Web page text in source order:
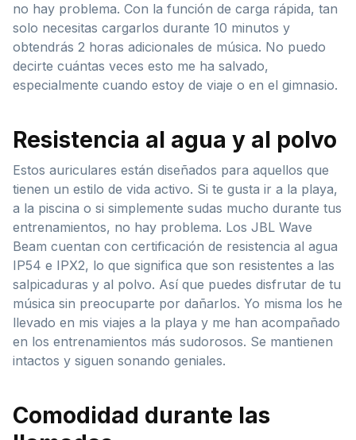
no hay problema. Con la función de carga rápida, tan
solo necesitas cargarlos durante 10 minutos y
obtendrás 2 horas adicionales de música. No puedo
decirte cuántas veces esto me ha salvado,
especialmente cuando estoy de viaje o en el gimnasio.
Resistencia al agua y al polvo
Estos auriculares están diseñados para aquellos que
tienen un estilo de vida activo. Si te gusta ir a la playa,
a la piscina o si simplemente sudas mucho durante tus
entrenamientos, no hay problema. Los JBL Wave
Beam cuentan con certificación de resistencia al agua
IP54 e IPX2, lo que significa que son resistentes a las
salpicaduras y al polvo. Así que puedes disfrutar de tu
música sin preocuparte por dañarlos. Yo misma los he
llevado en mis viajes a la playa y me han acompañado
en los entrenamientos más sudorosos. Se mantienen
intactos y siguen sonando geniales.
Comodidad durante las